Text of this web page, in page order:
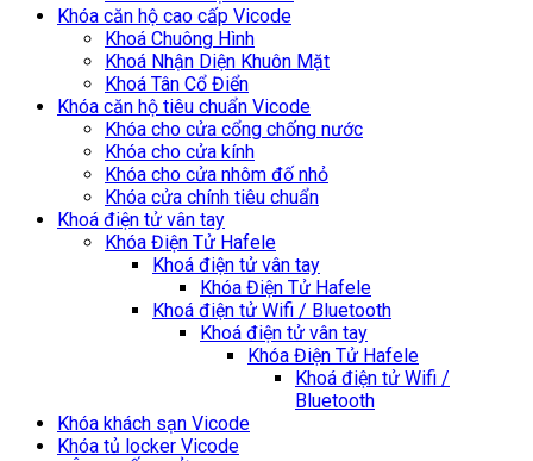
Khóa căn hộ cao cấp Vicode
Khoá Chuông Hình
Khoá Nhận Diện Khuôn Mặt
Khoá Tân Cổ Điển
Khóa căn hộ tiêu chuẩn Vicode
Khóa cho cửa cổng chống nước
Khóa cho cửa kính
Khóa cho cửa nhôm đố nhỏ
Khóa cửa chính tiêu chuẩn
Khoá điện tử vân tay
Khóa Điện Tử Hafele
Khoá điện tử vân tay
Khóa Điện Tử Hafele
Khoá điện tử Wifi / Bluetooth
Khoá điện tử vân tay
Khóa Điện Tử Hafele
Khoá điện tử Wifi /
Bluetooth
Khóa khách sạn Vicode
Khóa tủ locker Vicode